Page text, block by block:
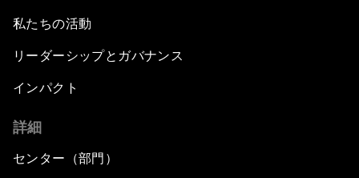
私たちの活動
リーダーシップとガバナンス
インパクト
詳細
センター（部門）